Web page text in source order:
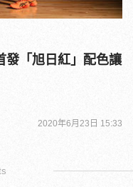
發「旭日紅」配色讓
2020年6月23日 15:33